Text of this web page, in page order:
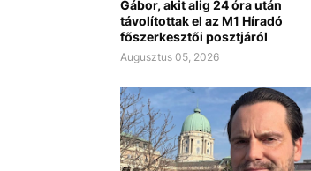
Gábor, akit alig 24 óra után
távolítottak el az M1 Híradó
főszerkesztői posztjáról
Augusztus 05, 2026